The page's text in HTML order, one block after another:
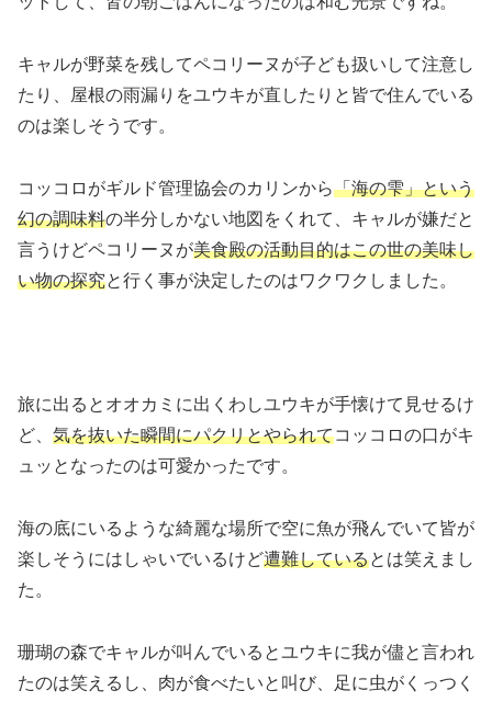
キャルが野菜を残してペコリーヌが子ども扱いして注意し
たり、屋根の雨漏りをユウキが直したりと皆で住んでいる
のは楽しそうです。
コッコロがギルド管理協会のカリンから「海の雫」という
幻の調味料の半分しかない地図をくれて、キャルが嫌だと
言うけどペコリーヌが美食殿の活動目的はこの世の美味し
い物の探究と行く事が決定したのはワクワクしました。
旅に出るとオオカミに出くわしユウキが手懐けて見せるけ
ど、 気を抜いた瞬間にパクリとやられてコッコロの口がキ
ュッとなったのは可愛かったです。
海の底にいるような綺麗な場所で空に魚が飛んでいて皆が
楽しそうにはしゃいでいるけど遭難しているとは笑えまし
た。
珊瑚の森でキャルが叫んでいるとユウキに我が儘と言われ
たのは笑えるし、肉が食べたいと叫び、足に虫がくっつく